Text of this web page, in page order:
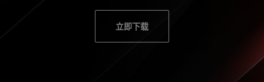
立即下载